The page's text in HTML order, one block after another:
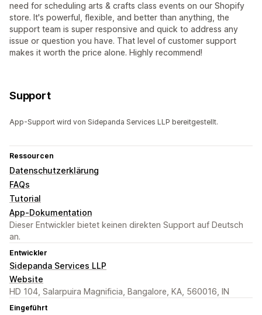
need for scheduling arts & crafts class events on our Shopify
store. It's powerful, flexible, and better than anything, the
support team is super responsive and quick to address any
issue or question you have. That level of customer support
makes it worth the price alone. Highly recommend!
Support
App-Support wird von Sidepanda Services LLP bereitgestellt.
Ressourcen
Datenschutzerklärung
FAQs
Tutorial
App-Dokumentation
Dieser Entwickler bietet keinen direkten Support auf Deutsch
an.
Entwickler
Sidepanda Services LLP
Website
HD 104, Salarpuira Magnificia, Bangalore, KA, 560016, IN
Eingeführt